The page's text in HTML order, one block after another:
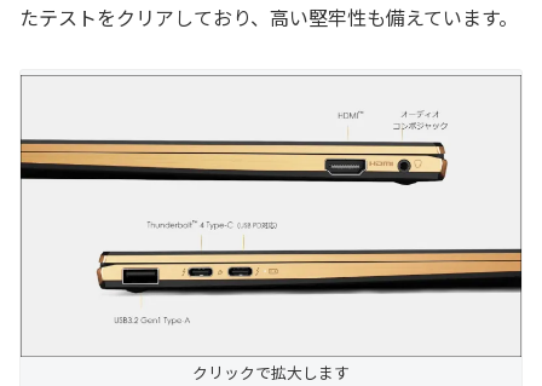
たテストをクリアしており、高い堅牢性も備えています。
クリックで拡大します